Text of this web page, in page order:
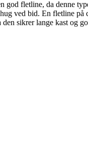
god fletline, da denne
ved bid. En fletline på
sikrer lange kast og